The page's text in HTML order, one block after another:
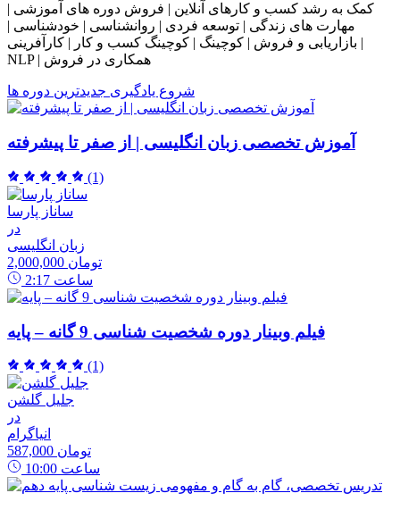
کمک به رشد کسب و کارهای آنلاین | فروش دوره های آموزشی |
مهارت های زندگی | توسعه فردی | روانشناسی | خودشناسی |
بازاریابی و فروش | کوچینگ | کوچینگ کسب و کار | کارآفرینی |
NLP | همکاری در فروش
شروع یادگیری جدیدترین دوره ها
آموزش تخصصی زبان انگلیسی | از صفر تا پیشرفته
(1)
ساناز پارسا
در
زبان انگلیسی
2,000,000 تومان
2:17 ساعت
فیلم وبینار دوره شخصیت شناسی 9 گانه – پایه
(1)
جلیل گلشن
در
انیاگرام
587,000 تومان
10:00 ساعت